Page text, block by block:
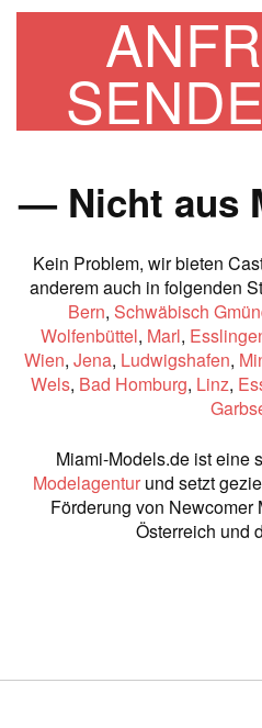
— Nicht aus
Kein Problem, wir bieten
anderem auch in folgenden
Bern, Schwäbisch
Wolfenbüttel, Marl,
Wien, Jena, Ludwigshafen,
Wels, Bad Homburg, Linz,
Miami-Models.de ist eine
Modelagenturund setzt
Förderung von Newcomer
Österreich und